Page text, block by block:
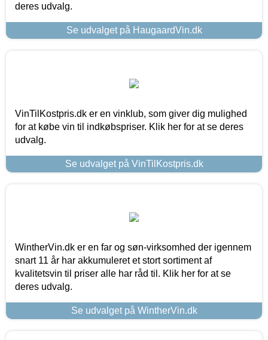
deres udvalg.
Se udvalget på HaugaardVin.dk
VinTilKostpris.dk er en vinklub, som giver dig mulighed
for at købe vin til indkøbspriser. Klik her for at se deres
udvalg.
Se udvalget på VinTilKostpris.dk
WintherVin.dk er en far og søn-virksomhed der igennem
snart 11 år har akkumuleret et stort sortiment af
kvalitetsvin til priser alle har råd til. Klik her for at se
deres udvalg.
Se udvalget på WintherVin.dk